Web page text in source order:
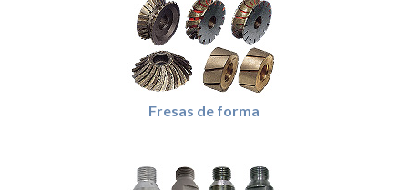
Fresas de forma